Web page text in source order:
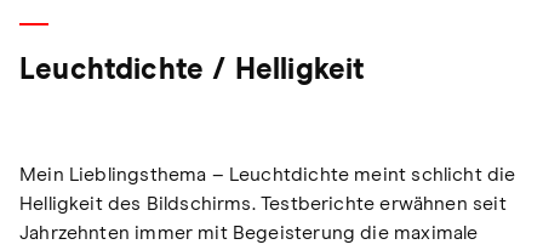
Leuchtdichte / Helligkeit
Mein Lieblingsthema – Leuchtdichte meint schlicht die
Helligkeit des Bildschirms. Testberichte erwähnen seit
Jahrzehnten immer mit Begeisterung die maximale